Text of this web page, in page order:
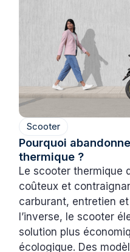
Scooter
Pourquoi
thermique ?
Le scooter thermique
coûteux et
carburant, entretien
l’inverse, le scooter
solution plus
écologique. Des